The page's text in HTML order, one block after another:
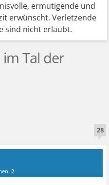
ermutigende und
erwünscht. Verletzende
sind nicht erlaubt.
im Tal der
28
2